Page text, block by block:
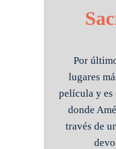
Por
lugares
película y es
donde
través de